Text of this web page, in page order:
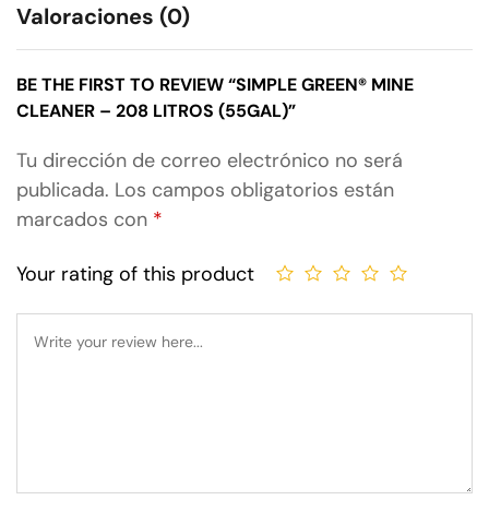
Valoraciones (0)
BE THE FIRST TO REVIEW “SIMPLE GREEN® MINE
CLEANER – 208 LITROS (55GAL)”
Tu dirección de correo electrónico no será
publicada. Los campos obligatorios están
marcados con *
Your rating of this product